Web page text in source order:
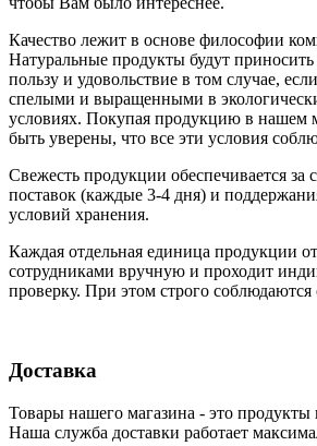
Качество лежит в основе философии
Натуральные продукты будут
пользу и удовольствие в том случае,
cпелыми и выращенными в
условиях. Покупая продукцию в нашем
быть уверены, что все эти условия
Свежесть продукции обеспечивается за
поставок (каждые 3-4 дня) и
условий хранения.
Каждая отдельная единица продукции
сотрудниками вручную и проходит
проверку. При этом строго
Доставка
Товары нашего магазина - это продукты
Наша служба доставки работает